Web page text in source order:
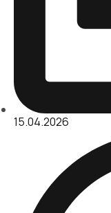
15.04.2026